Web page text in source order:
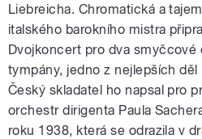
Liebreicha. Chromatická a
italského barokního mistra
Dvojkoncert pro dva smyčcové
tympány, jedno z nejlepších děl
Český skladatel ho napsal pro
orchestr dirigenta Paula
roku 1938, která se odrazila v